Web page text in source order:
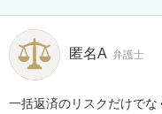
匿名A 弁護士
一括返済のリスクだけでな